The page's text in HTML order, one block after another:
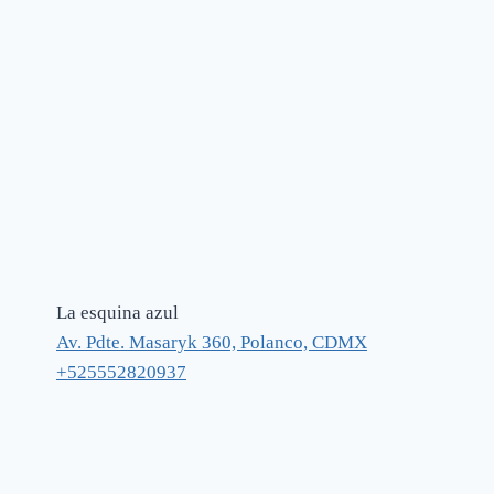
La esquina azul
Av. Pdte. Masaryk 360, Polanco, CDMX
+525552820937